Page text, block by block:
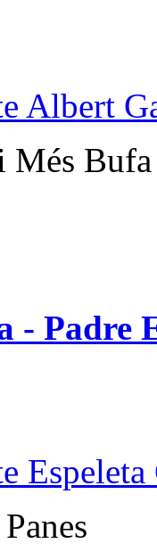
Albert
Més Bufa
- Padre
Espeleta